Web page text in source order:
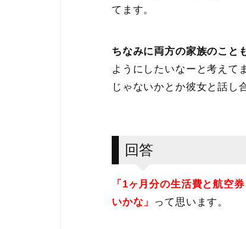
てます。
ちなみに両方の家族のこと
ようにしたいなーと考えて
じゃないかとか彼女と話し
回答
「1ヶ月分の生活費と航空
いかな」 って思います。